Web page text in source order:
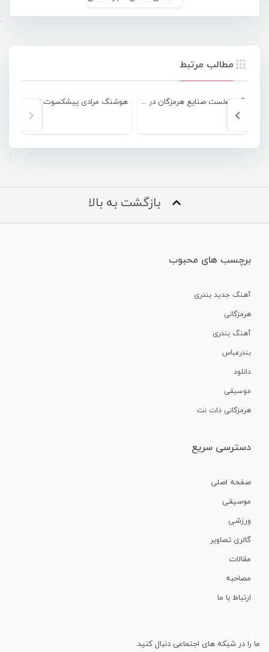
مطالب مرتبط
گام نخست صنایع هرمزگان در لیگ برتر بسکتبال
بازگشت به بالا
برچسب های محبوب
آهنگ جدید بندری
هرمزگانی
آهنگ بندری
بندرعباس
دانلود
موسیقی
هرمزگانی دات نت
دسترسی سریع
صفحه اصلی
موسیقی
ورزشی
گالری تصاویر
مقالات
مصاحبه
ارتباط با ما
ما را در شبکه های اجتماعی دنبال کنید.